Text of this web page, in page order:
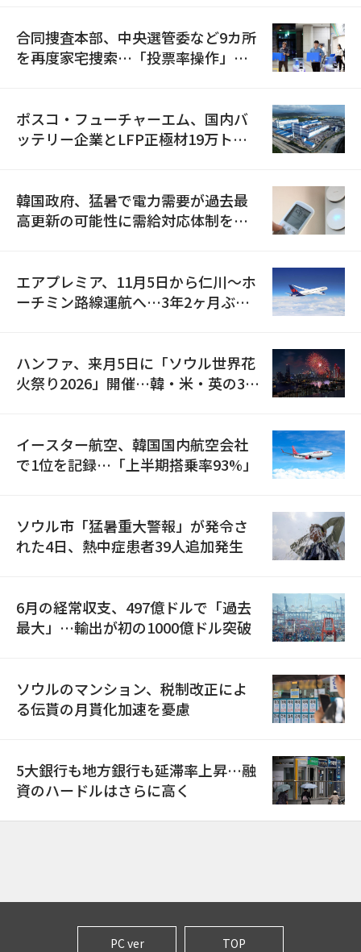
合同捜査本部、中央選管委など9カ所
を再度家宅捜索…「投票率操作」の
ポスコ・フューチャーエム、国内バ
ッテリー企業とLFP正極材19万トン
韓国政府、猛暑で電力需要が過去最
高更新の可能性に需給対応体制を点
エアプレミア、11月5日から仁川〜ホ
ーチミン路線運航へ…3年2ヶ月ぶり
ハンファ、来月5日に「ソウル世界花
火祭り2026」開催…韓・米・英の3カ
イースター航空、韓国国内航空会社
で1位を記録…「上半期搭乗率93%」
ソウル市「猛暑重大警報」が発令さ
れた4日、熱中症患者39人追加発生
6月の経常収支、497億ドルで「過去
最大」…輸出が初の1000億ドル突破
ソウルのマンション、税制改正によ
る伝貰の月貰化加速を憂慮
5大銀行も地方銀行も延滞率上昇…融
資のハードルはさらに高く
PC ver TOP